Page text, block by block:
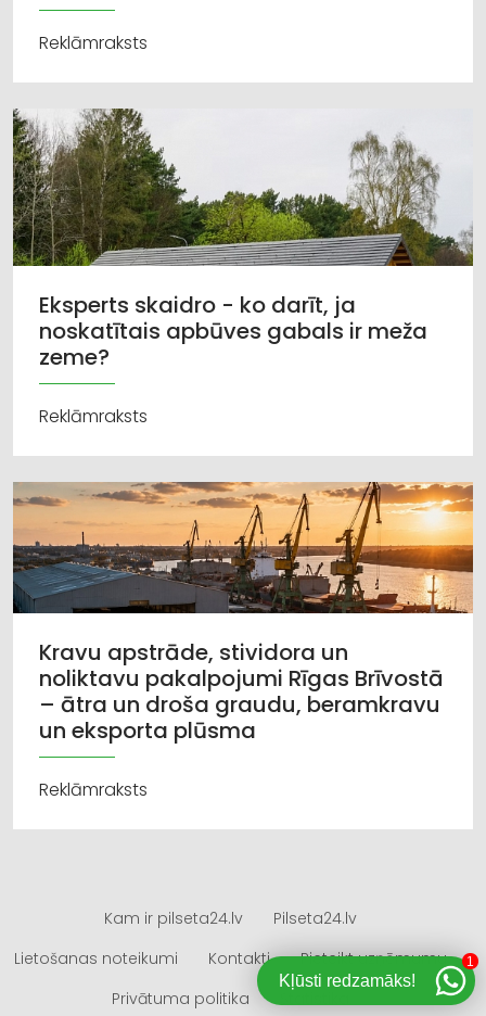
Reklāmraksts
Eksperts skaidro - ko darīt, ja
noskatītais apbūves gabals ir meža
zeme?
Reklāmraksts
Kravu apstrāde, stividora un
noliktavu pakalpojumi Rīgas Brīvostā
– ātra un droša graudu, beramkravu
un eksporta plūsma
Reklāmraksts
Kam ir pilseta24.lv
Pilseta24.lv
Lietošanas noteikumi
Kontakti
Pieteikt uzņēmumu
Privātuma politika
Kļūsti redzamāks!
1